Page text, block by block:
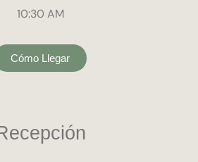
10:30 AM
Cómo Llegar